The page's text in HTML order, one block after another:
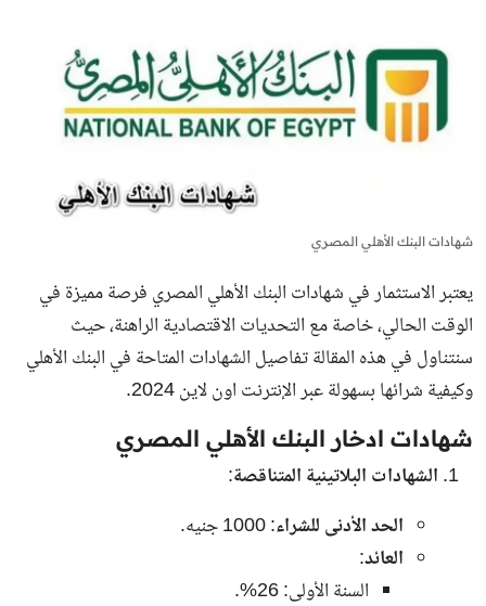
شهادات البنك الأهلي المصري
يعتبر الاستثمار في شهادات البنك الأهلي المصري فرصة مميزة في
الوقت الحالي، خاصة مع التحديات الاقتصادية الراهنة، حيث
سنتناول في هذه المقالة تفاصيل الشهادات المتاحة في البنك الأهلي
وكيفية شرائها بسهولة عبر الإنترنت اون لاين 2024.
شهادات ادخار البنك الأهلي المصري
الشهادات البلاتينية المتناقصة:
الحد الأدنى للشراء: 1000 جنيه.
العائد:
السنة الأولى: 26%.